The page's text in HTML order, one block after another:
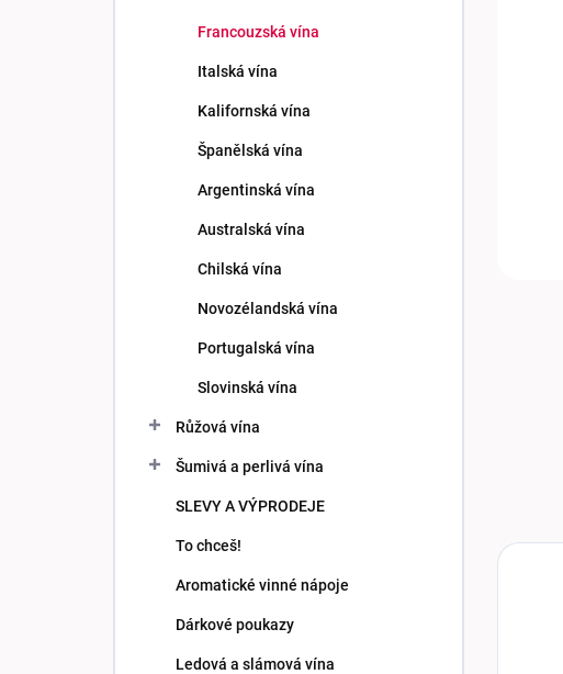
Francouzská vína
Italská vína
Kalifornská vína
Španělská vína
Argentinská vína
Australská vína
Chilská vína
Novozélandská vína
Portugalská vína
Slovinská vína
Růžová vína
Šumivá a perlivá vína
SLEVY A VÝPRODEJE
To chceš!
Aromatické vinné nápoje
Dárkové poukazy
Ledová a slámová vína